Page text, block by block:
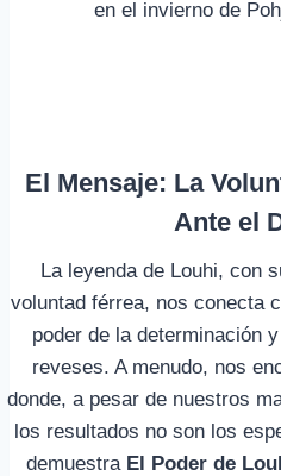
El Mensaje: La
Ante el
La leyenda de Louhi, con
voluntad férrea, nos conecta
poder de la determinación
reveses. A menudo, nos
donde, a pesar de nuestros
los resultados no son los
demuestra El Poder de